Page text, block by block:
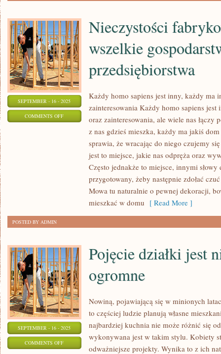
WIELU
LUDZI
SEPTEMBER - 16 - 2025
COMMENTS OFFON
GOSPODARSTWA
I
PRZEDSIĘBIORSTWA
Nieczystości
wszelkie
przedsiębiorstwa
Każdy homo sapiens jest inny, każdy ma
zainteresowania Każdy homo sapiens
oraz zainteresowania, ale wiele nas
z nas gdzieś mieszka, każdy ma jakiś
sprawia, że wracając do niego czujemy
jest to miejsce, jakie nas odpręża oraz
Często jednakże to miejsce, innymi
przygotowany, żeby następnie zdołać
Mowa tu naturalnie o pewnej dekoracji,
mieszkać w domu [ Read More ]
POSTED BY ADMIN
SEPTEMBER - 16 - 2025
COMMENTS OFFON
Pojęcie działki jest
ogromne
Nowiną, pojawiającą się w minionych
to częściej ludzie planują własne
najbardziej kuchnia nie może różnić się
wykonywana jest w takim stylu. Kobiety
odważniejsze projekty. Wynika to z ich